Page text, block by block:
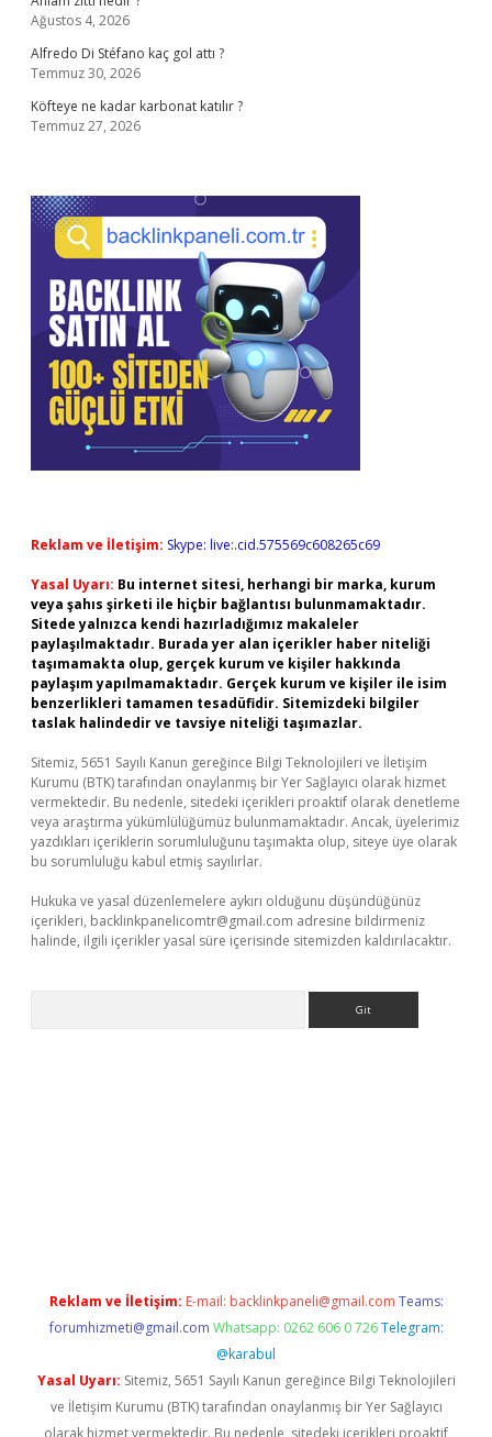
Ağustos 4, 2026
Alfredo Di Stéfano kaç gol attı ?
Temmuz 30, 2026
Köfteye ne kadar karbonat katılır ?
Temmuz 27, 2026
Reklam ve İletişim: Skype: live:.cid.575569c608265c69
Yasal Uyarı: Bu internet sitesi, herhangi bir marka, kurum
veya şahıs şirketi ile hiçbir bağlantısı bulunmamaktadır.
Sitede yalnızca kendi hazırladığımız makaleler
paylaşılmaktadır. Burada yer alan içerikler haber niteliği
taşımamakta olup, gerçek kurum ve kişiler hakkında
paylaşım yapılmamaktadır. Gerçek kurum ve kişiler ile isim
benzerlikleri tamamen tesadüfidir. Sitemizdeki bilgiler
taslak halindedir ve tavsiye niteliği taşımazlar.
Sitemiz, 5651 Sayılı Kanun gereğince Bilgi Teknolojileri ve İletişim
Kurumu (BTK) tarafından onaylanmış bir Yer Sağlayıcı olarak hizmet
vermektedir. Bu nedenle, sitedeki içerikleri proaktif olarak denetleme
veya araştırma yükümlülüğümüz bulunmamaktadır. Ancak, üyelerimiz
yazdıkları içeriklerin sorumluluğunu taşımakta olup, siteye üye olarak
bu sorumluluğu kabul etmiş sayılırlar.
Hukuka ve yasal düzenlemelere aykırı olduğunu düşündüğünüz
içerikleri, backlinkpanelicomtr@gmail.com adresine bildirmeniz
halinde, ilgili içerikler yasal süre içerisinde sitemizden kaldırılacaktır.
Reklam ve İletişim: E-mail: backlinkpaneli@gmail.com Teams:
forumhizmeti@gmail.com Whatsapp: 0262 606 0 726 Telegram:
@karabul
Yasal Uyarı: Sitemiz, 5651 Sayılı Kanun gereğince Bilgi Teknolojileri
ve İletişim Kurumu (BTK) tarafından onaylanmış bir Yer Sağlayıcı
olarak hizmet vermektedir. Bu nedenle, sitedeki içerikleri proaktif